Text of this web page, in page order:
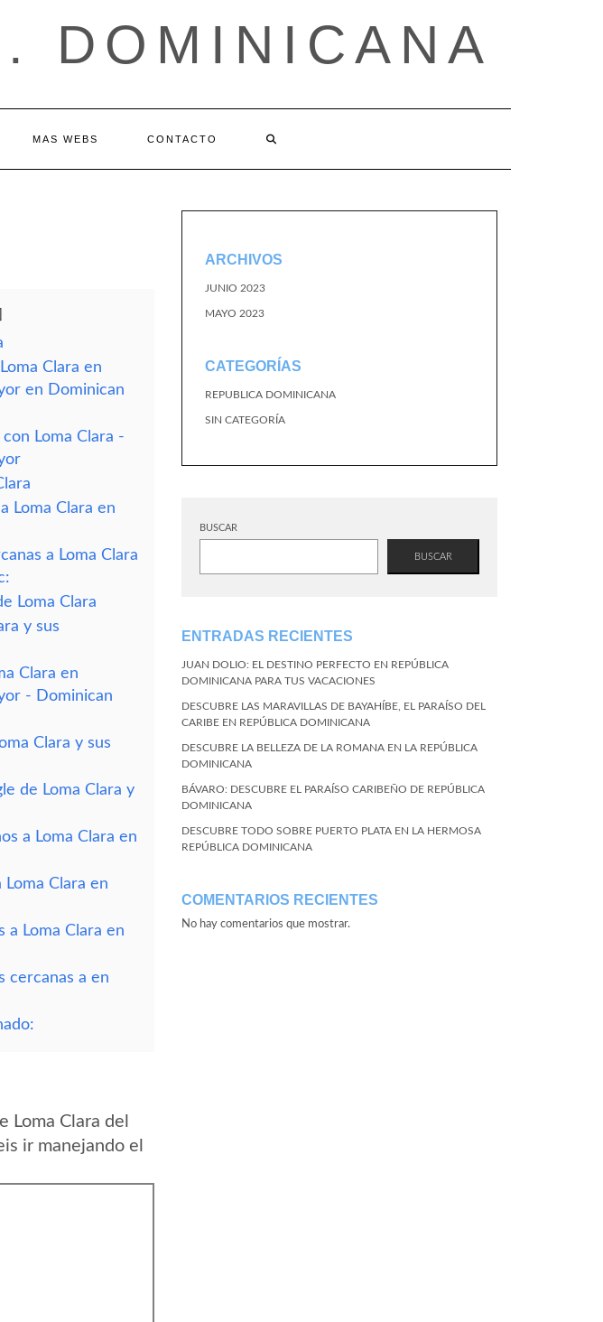
DOMINICANA
MAS WEBS CONTACTO
Clara en
en Dominican
Loma Clara -
Loma Clara en
a Loma Clara
Loma Clara
y sus
Clara en
- Dominican
Clara y sus
de Loma Clara y
a Loma Clara en
Loma Clara en
a Loma Clara en
cercanas a en
Clara del
ir manejando el
ARCHIVOS
JUNIO 2023
MAYO 2023
CATEGORÍAS
REPUBLICA DOMINICANA
SIN CATEGORÍA
BUSCAR
BUSCAR
ENTRADAS RECIENTES
JUAN DOLIO: EL DESTINO PERFECTO EN REPÚBLICA
DOMINICANA PARA TUS VACACIONES
DESCUBRE LAS MARAVILLAS DE BAYAHÍBE, EL PARAÍSO DEL
CARIBE EN REPÚBLICA DOMINICANA
DESCUBRE LA BELLEZA DE LA ROMANA EN LA REPÚBLICA
DOMINICANA
BÁVARO: DESCUBRE EL PARAÍSO CARIBEÑO DE REPÚBLICA
DOMINICANA
DESCUBRE TODO SOBRE PUERTO PLATA EN LA HERMOSA
REPÚBLICA DOMINICANA
COMENTARIOS RECIENTES
No hay comentarios que mostrar.